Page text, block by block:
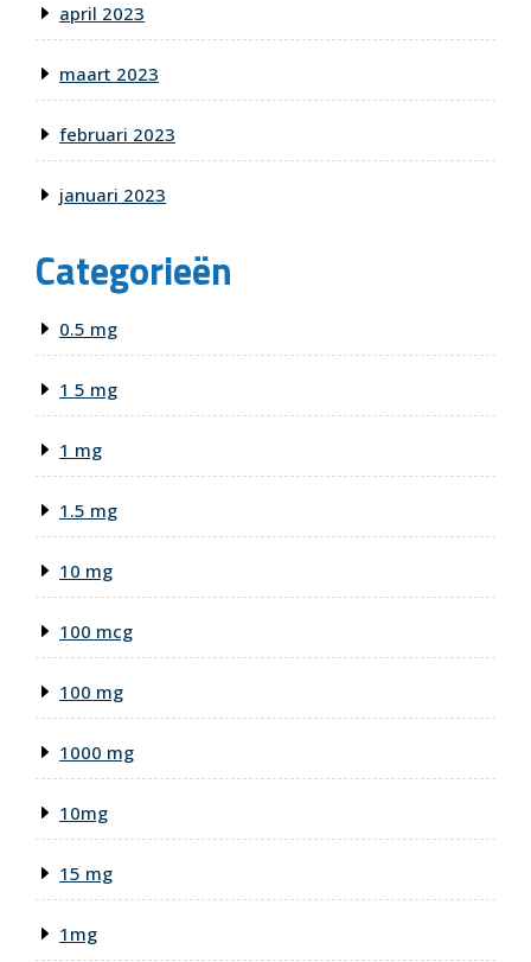
april 2023
maart 2023
februari 2023
januari 2023
Categorieën
0.5 mg
1 5 mg
1 mg
1.5 mg
10 mg
100 mcg
100 mg
1000 mg
10mg
15 mg
1mg